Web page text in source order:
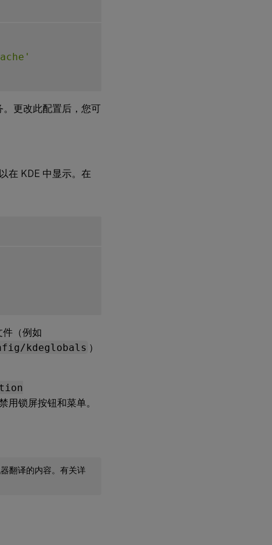
。更改此配置后，您可
在 KDE 中显示。在
件（例如
kdeglobals ）
用锁屏按钮和菜单。
翻译的内容。有关详